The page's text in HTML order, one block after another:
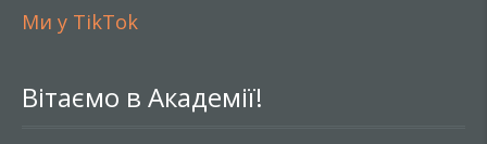
Ми у TikTok
Вітаємо в Академії!